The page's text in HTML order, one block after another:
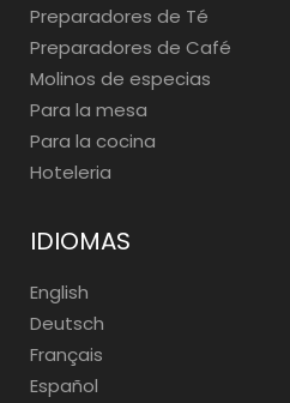
Preparadores de Té
Preparadores de Café
Molinos de especias
Para la mesa
Para la cocina
Hoteleria
IDIOMAS
English
Deutsch
Français
Español